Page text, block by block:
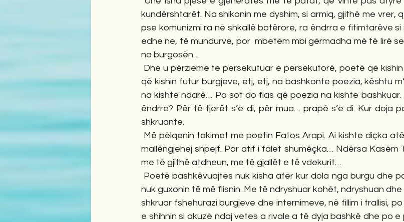
kundërshtarët. Na shikonin me dyshim, si armiq, gjithë me vrer,
pse komunizmi ra në shkallë botërore, ra ëndrra e fitimtarëve
edhe ne, të mundurve, por  mbetëm mbi gërmadha më të lirë
na burgosën…
që kishin futur burgjeve, etj, etj, na bashkonte poezia, kështu
na kishte ndarë… Po sot do flas që poezia na kishte bashkuar.
ëndrre? Për të tjerët s’e di, për mua… prapë s’e di. Kur doja
shkruante.
mallëngjehej shpejt. Por atit i falet shumëçka… Ndërsa Kasëm
me të gjithë atdheun, me të gjallët e të vdekurit…
nuk guxonin të më flisnin. Me të ndryshuar kohët, ndryshuan
shkruar fshehurazi burgjeve dhe internimeve, në fillim i trallisi,
e shihnin si akuzë ndaj vetes a rivale a të dyja bashkë dhe po e